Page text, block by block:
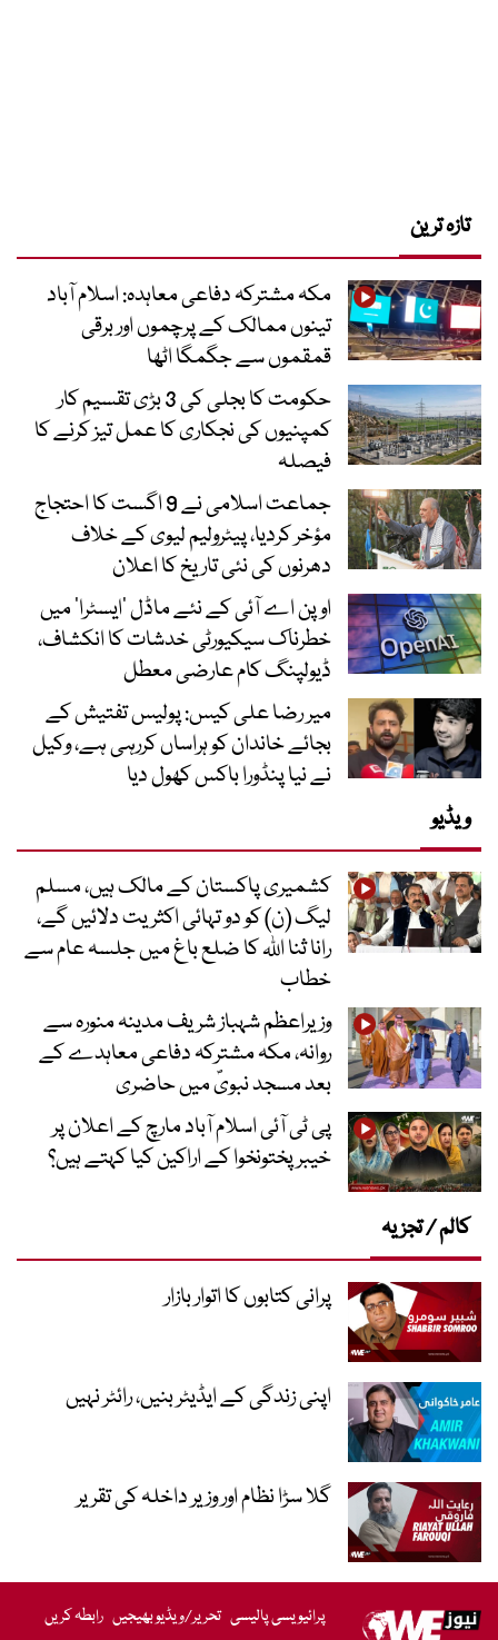
تازہ ترین
مکہ مشترکہ دفاعی معاہدہ: اسلام آباد
تینوں ممالک کے پرچموں اور برقی
قمقموں سے جگمگا اٹھا
حکومت کا بجلی کی 3 بڑی تقسیم کار
کمپنیوں کی نجکاری کا عمل تیز کرنے کا
فیصلہ
جماعت اسلامی نے 9 اگست کا احتجاج
مؤخر کردیا، پیٹرولیم لیوی کے خلاف
دھرنوں کی نئی تاریخ کا اعلان
اوپن اے آئی کے نئے ماڈل ’ایسٹرا‘ میں
خطرناک سیکیورٹی خدشات کا انکشاف،
ڈیولپنگ کام عارضی معطل
میر رضا علی کیس: پولیس تفتیش کے
بجائے خاندان کو ہراساں کررہی ہے، وکیل
نے نیا پنڈورا باکس کھول دیا
ویڈیو
کشمیری پاکستان کے مالک ہیں، مسلم
لیگ (ن) کو دو تہائی اکثریت دلائیں گے،
رانا ثنا اللہ کا ضلع باغ میں جلسہ عام سے
خطاب
وزیراعظم شہباز شریف مدینہ منورہ سے
روانہ، مکہ مشترکہ دفاعی معاہدے کے
بعد مسجد نبویؐ میں حاضری
پی ٹی آئی اسلام آباد مارچ کے اعلان پر
خیبر پختونخوا کے اراکین کیا کہتے ہیں؟
کالم / تجزیہ
پرانی کتابوں کا اتوار بازار
اپنی زندگی کے ایڈیٹر بنیں، رائٹر نہیں
گلا سڑا نظام اور وزیر داخلہ کی تقریر
پرائیویسی پالیسی تحریر/ویڈیو بھیجیں رابطہ کریں